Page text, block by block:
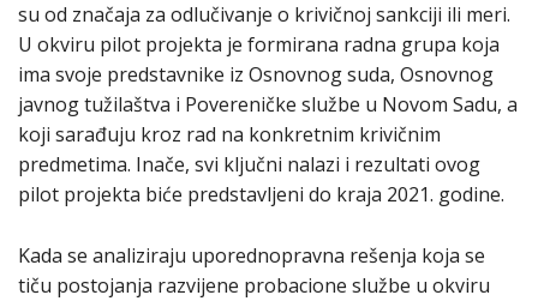
su od značaja za odlučivanje o krivičnoj sankciji ili meri.
U okviru pilot projekta je formirana radna grupa koja
ima svoje predstavnike iz Osnovnog suda, Osnovnog
javnog tužilaštva i Povereničke službe u Novom Sadu, a
koji sarađuju kroz rad na konkretnim krivičnim
predmetima. Inače, svi ključni nalazi i rezultati ovog
pilot projekta biće predstavljeni do kraja 2021. godine.
Kada se analiziraju uporednopravna rešenja koja se
tiču postojanja razvijene probacione službe u okviru